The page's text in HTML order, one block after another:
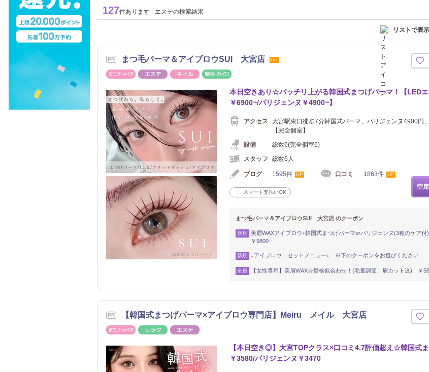
127件あります - エステの検索結果
リストで表示
まつ毛パーマ＆アイブロウSUI 大宮店 UP
まつげ・メイクエステ ネイル
本日空きあり☆バッチリ上がる韓国式まつげパーマ！【LED
￥6900~/パリジェンヌ￥4900~】
アクセス
大宮駅東口徒歩7分韓国式パーマ、パリジェンヌ4900円
【完全個室】
設備
総数6(完全個室6)
スタッフ
総数6人
ブログ 1595件 UP 口コミ 1863件 UP
スマート支払いOK
空
まつ毛パーマ＆アイブロウSUI 大宮店 のクーポン
新規
美眉WAXアイブロウ+韓国式まつげパーマorパリジェンヌ(3種のケア
￥9800
新規 ↓アイブロウ、セットメニュー↓ ※下のクーポンをお選びください
全員 【女性専用】美眉WAX☆骨格似合わせ！(毛量調節、眉カット込) ￥
【韓国式まつげパーマ×アイブロウ専門店】Meiru メイル 大宮店
まつげ・メイクリラク
【本日空き◎】大宮TOPクラス×口コミ4.7評価超え☆韓国式
￥3580/パリジェンヌ￥3470